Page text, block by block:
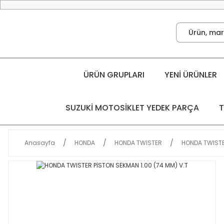
ÜRÜN GRUPLARI YENİ ÜRÜNLER
SUZUKİ MOTOSİKLET YEDEK PARÇA
Anasayfa HONDA HONDA TWİSTER HONDA